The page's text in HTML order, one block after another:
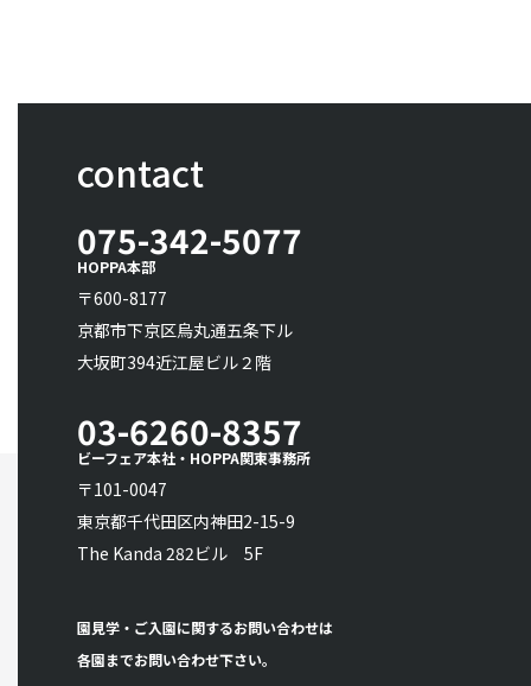
contact
075-342-5077
HOPPA本部
〒600-8177
京都市下京区烏丸通五条下ル
大坂町394近江屋ビル２階
03-6260-8357
ビーフェア本社・HOPPA関東事務所
〒101-0047
東京都千代田区内神田2-15-9
The Kanda 282ビル 5F
園見学・ご入園に関するお問い合わせは
各園までお問い合わせ下さい。